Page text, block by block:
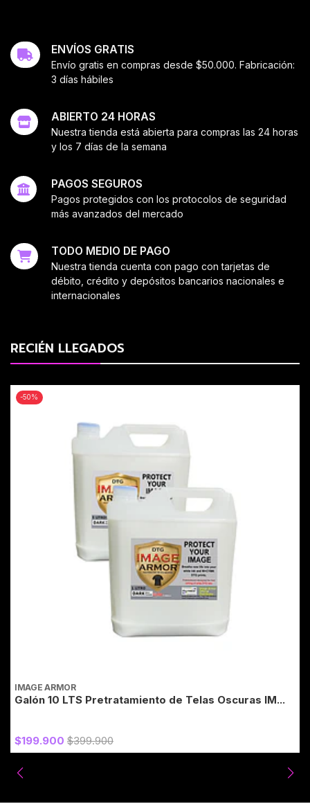
ENVÍOS GRATIS
Envío gratis en compras desde $50.000. Fabricación:
3 días hábiles
ABIERTO 24 HORAS
Nuestra tienda está abierta para compras las 24 horas
y los 7 días de la semana
PAGOS SEGUROS
Pagos protegidos con los protocolos de seguridad
más avanzados del mercado
TODO MEDIO DE PAGO
Nuestra tienda cuenta con pago con tarjetas de
débito, crédito y depósitos bancarios nacionales e
internacionales
RECIÉN LLEGADOS
-50%
IMAGE ARMOR
Galón 10 LTS Pretratamiento de Telas Oscuras IM...
$199.900 $399.900